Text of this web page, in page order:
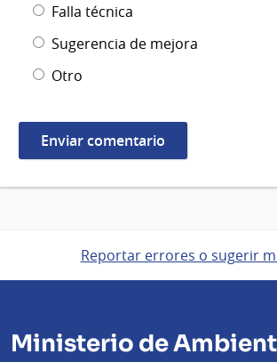
Falla técnica
Sugerencia de mejora
Otro
Reportar errores o sugerir
Ministerio de